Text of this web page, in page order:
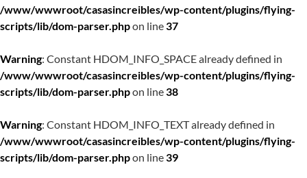
/www/wwwroot/casasincreibles/wp-content/plugins/flying-
scripts/lib/dom-parser.phpon line37
Warning: Constant HDOM_INFO_SPACE already defined in
/www/wwwroot/casasincreibles/wp-content/plugins/flying-
scripts/lib/dom-parser.phpon line38
Warning: Constant HDOM_INFO_TEXT already defined in
/www/wwwroot/casasincreibles/wp-content/plugins/flying-
scripts/lib/dom-parser.phpon line39